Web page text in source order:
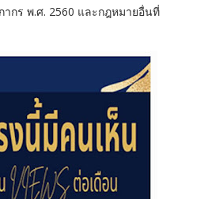
กร พ.ศ. 2560 และกฎหมายอื่นที่